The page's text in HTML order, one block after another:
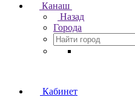
Канаш
Назад
Города
Кабинет